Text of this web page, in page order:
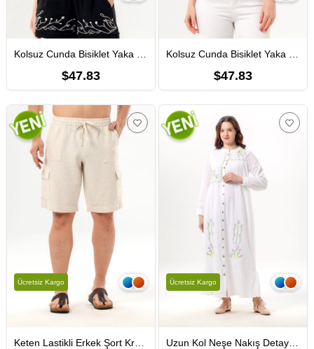
$47.83 $47.83
Keten Lastikli Erkek Şort Krem Krm
Ücretsiz Kargo
Uzun Kol Neşe Nakış Detaylı Boydan Düğmeli Yazlık Şile Bezi Uzun Elbise Beyaz Byz
Ücretsiz Kargo